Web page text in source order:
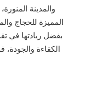
والمدينة
المميزة للحجاج
بفضل ريادتها في
الكفاءة